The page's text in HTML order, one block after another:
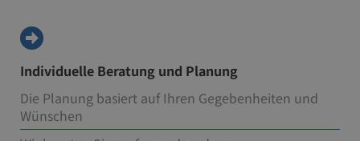
Individuelle Beratung und Planung
Die Planung basiert auf Ihren Gegebenheiten und
Wünschen